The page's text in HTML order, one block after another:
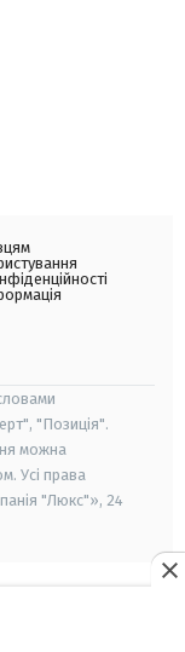
"Позиція".
можна
Усі права
"Люкс"», 24